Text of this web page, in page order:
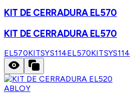
KIT DE CERRADURA EL570
KIT DE CERRADURA EL570
EL570KITSYS114EL570KITSYS114
ABLOY